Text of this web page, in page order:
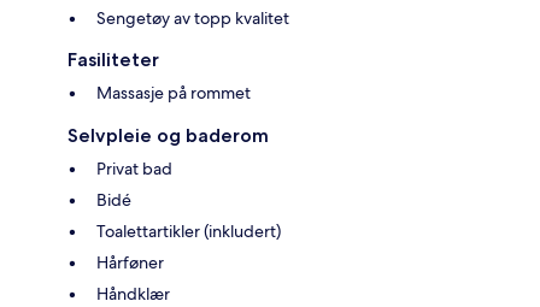
Sengetøy av topp kvalitet
Fasiliteter
Massasje på rommet
Selvpleie og baderom
Privat bad
Bidé
Toalettartikler (inkludert)
Hårføner
Håndklær